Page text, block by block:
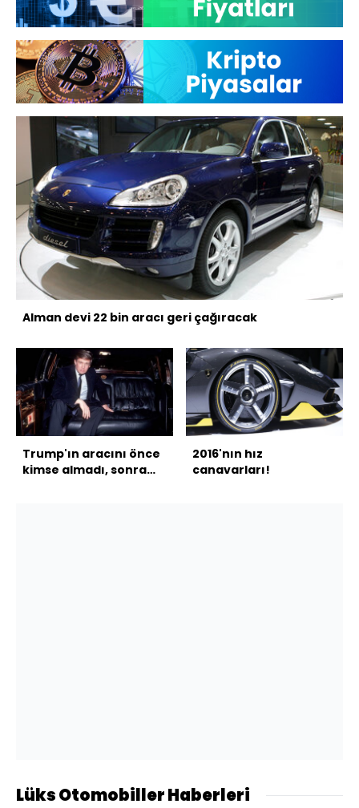
Alman devi 22 bin aracı geri çağıracak
Trump'ın aracını önce
kimse almadı, sonra
2016'nın hız
canavarları!
Lüks Otomobiller Haberleri